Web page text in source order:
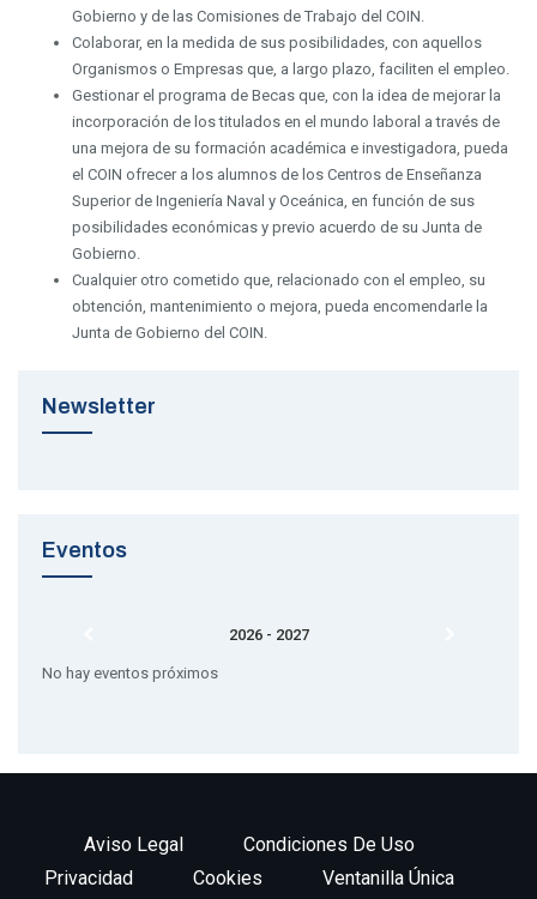
Gobierno y de las Comisiones de Trabajo del COIN.
Colaborar, en la medida de sus posibilidades, con aquellos
Organismos o Empresas que, a largo plazo, faciliten el empleo.
Gestionar el programa de Becas que, con la idea de mejorar la
incorporación de los titulados en el mundo laboral a través de
una mejora de su formación académica e investigadora, pueda
el COIN ofrecer a los alumnos de los Centros de Enseñanza
Superior de Ingeniería Naval y Oceánica, en función de sus
posibilidades económicas y previo acuerdo de su Junta de
Gobierno.
Cualquier otro cometido que, relacionado con el empleo, su
obtención, mantenimiento o mejora, pueda encomendarle la
Junta de Gobierno del COIN.
Newsletter
Eventos
2026 - 2027
No hay eventos próximos
Aviso Legal
Condiciones De Uso
Privacidad
Cookies Ventanilla Única